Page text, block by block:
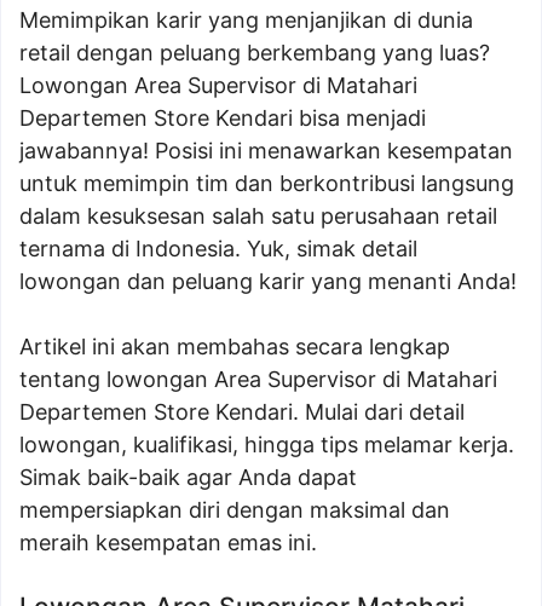
Memimpikan karir yang menjanjikan di dunia
retail dengan peluang berkembang yang luas?
Lowongan Area Supervisor di Matahari
Departemen Store Kendari bisa menjadi
jawabannya! Posisi ini menawarkan kesempatan
untuk memimpin tim dan berkontribusi langsung
dalam kesuksesan salah satu perusahaan retail
ternama di Indonesia. Yuk, simak detail
lowongan dan peluang karir yang menanti Anda!
Artikel ini akan membahas secara lengkap
tentang lowongan Area Supervisor di Matahari
Departemen Store Kendari. Mulai dari detail
lowongan, kualifikasi, hingga tips melamar kerja.
Simak baik-baik agar Anda dapat
mempersiapkan diri dengan maksimal dan
meraih kesempatan emas ini.